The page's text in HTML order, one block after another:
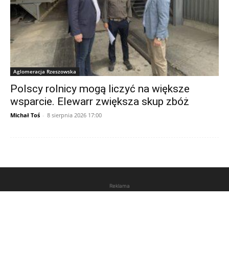
Aglomeracja Rzeszowska
Polscy rolnicy mogą liczyć na większe
wsparcie. Elewarr zwiększa skup zbóż
Michał Toś - 8 sierpnia 2026 17:00
Reklama